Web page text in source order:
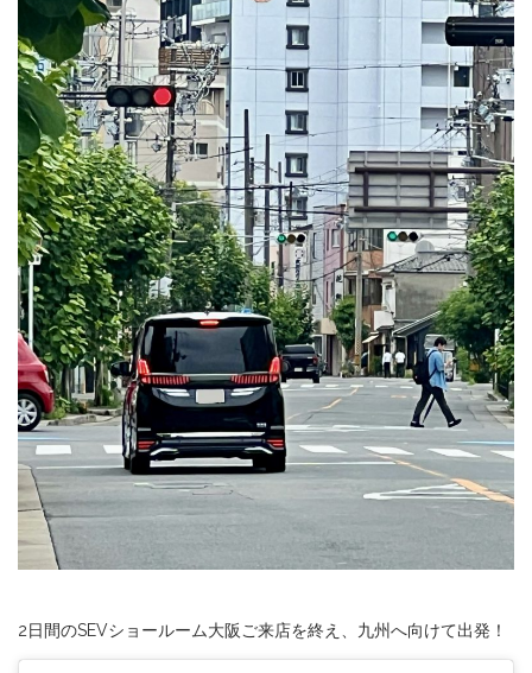
2日間のSEVショールーム大阪ご来店を終え、九州へ向けて出発！